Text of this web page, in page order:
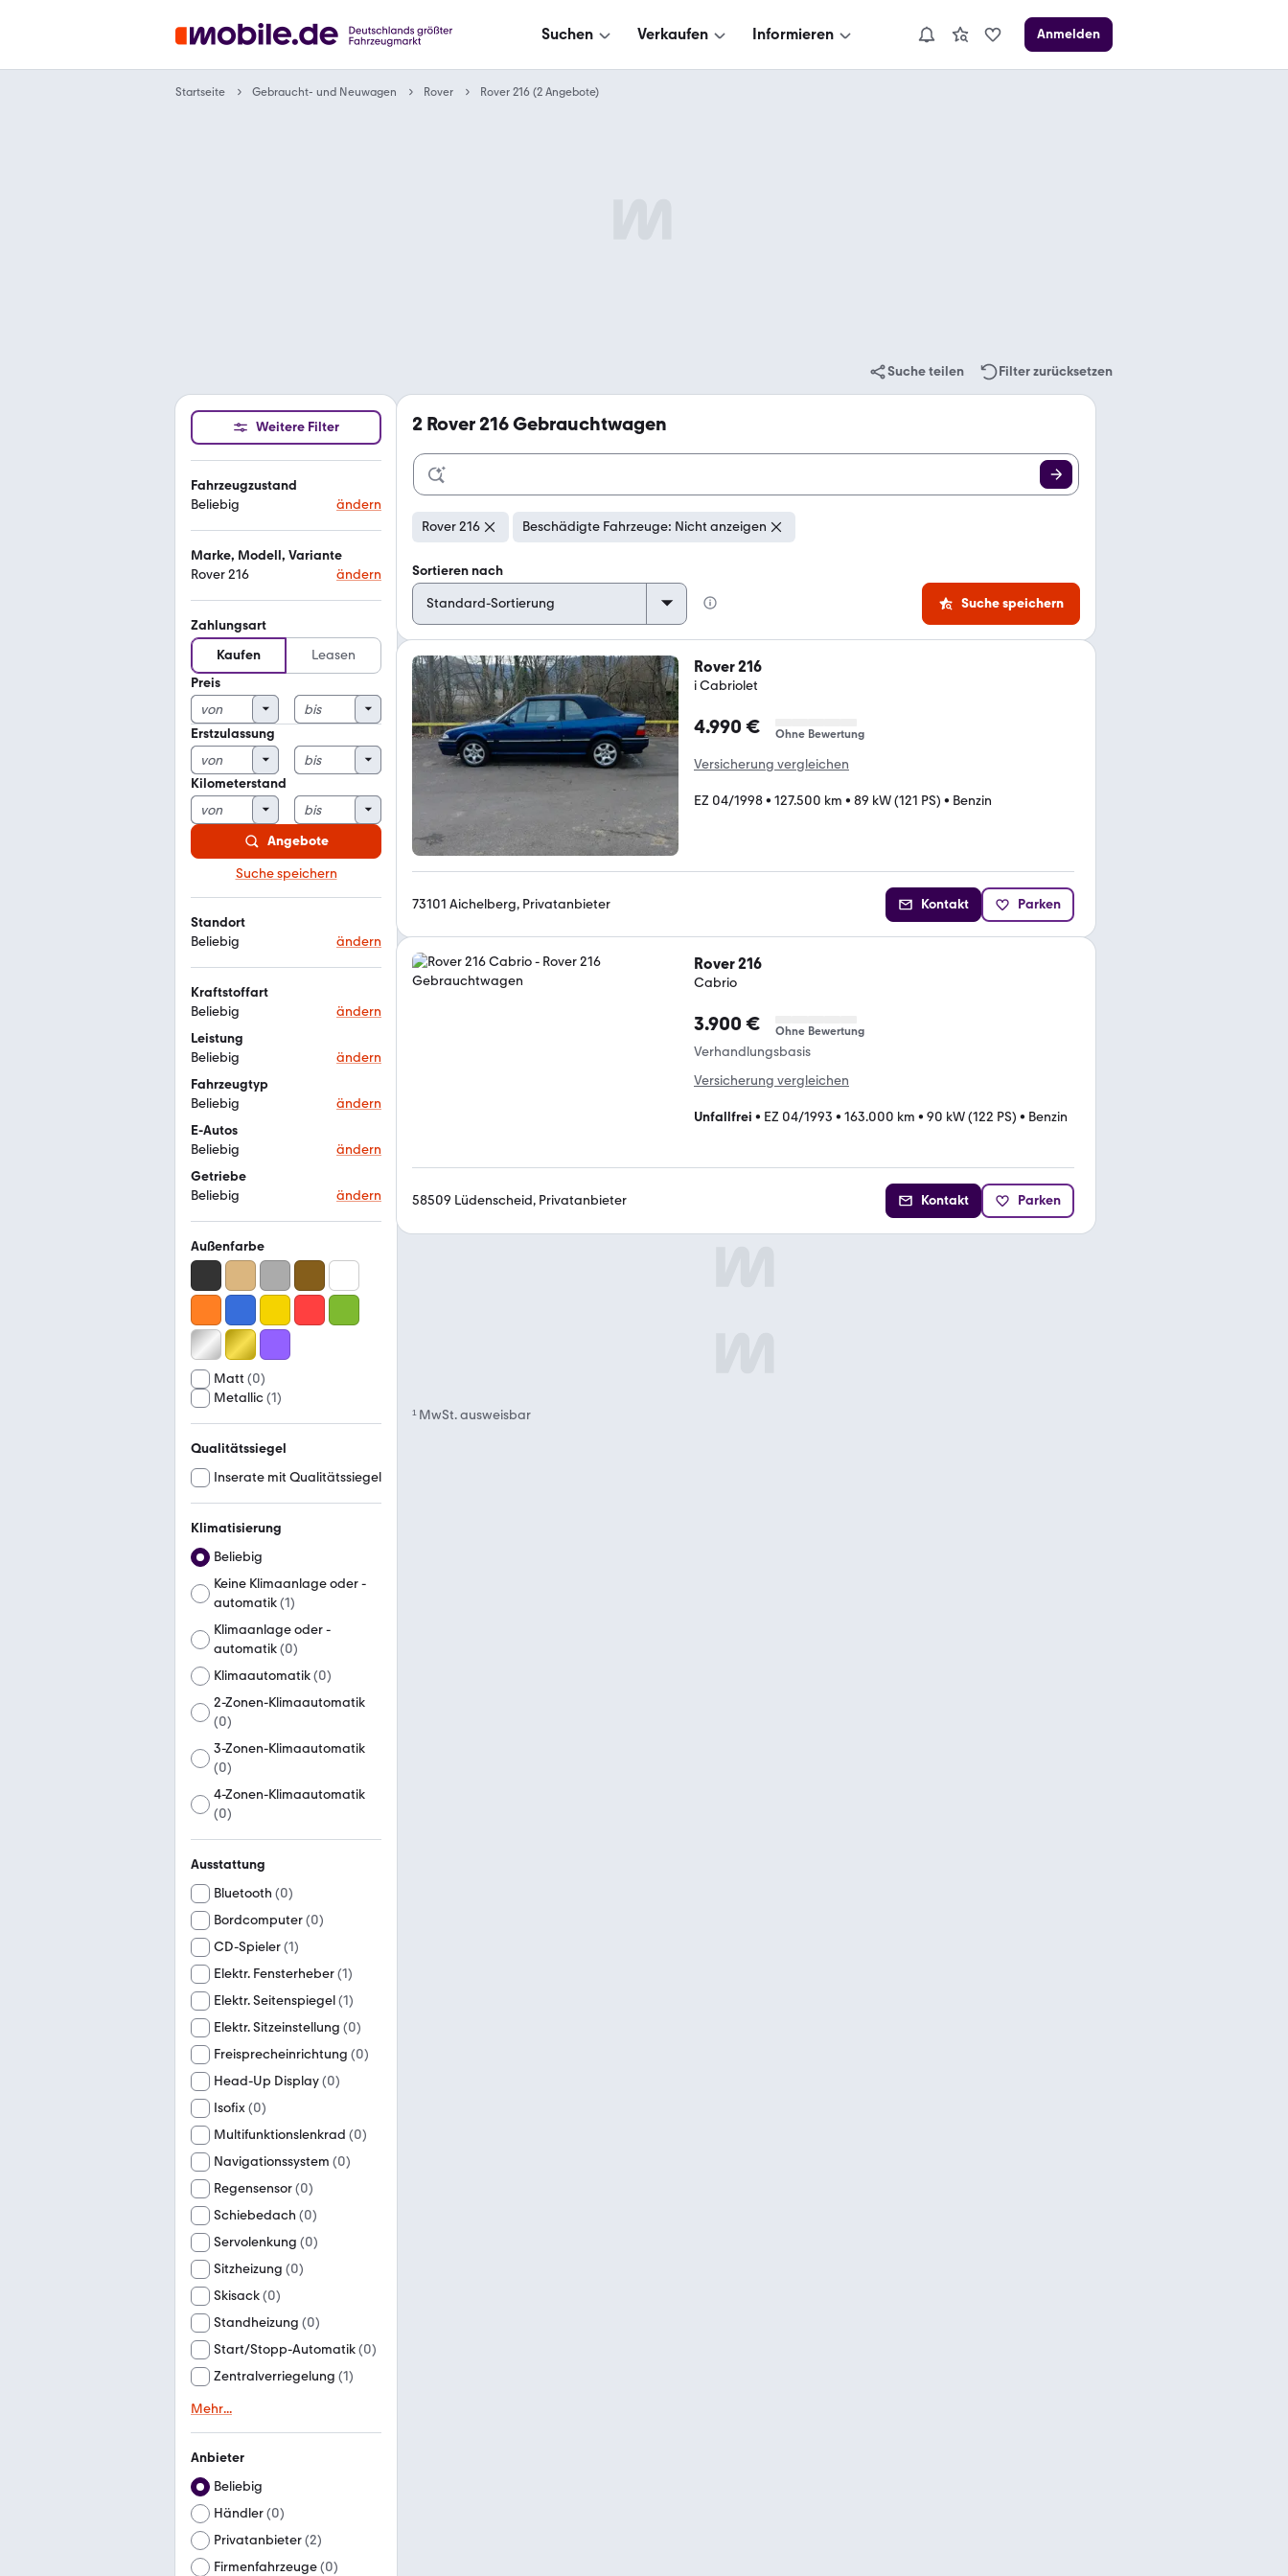
Suchen Verkaufen Informieren Anmelden
Startseite Gebraucht- und Neuwagen Rover Rover 216 (2 Angebote)
Suche teilen Filter zurücksetzen
Weitere Filter
Fahrzeugzustand
Beliebig
ändern
Marke, Modell, Variante
Rover 216
ändern
Zahlungsart
Kaufen
Leasen
Preis
Erstzulassung
Kilometerstand
Angebote
Suche speichern
Standort
Beliebig
ändern
Kraftstoffart
Beliebig
ändern
Leistung
Beliebig
ändern
Fahrzeugtyp
Beliebig
ändern
E-Autos
Beliebig
ändern
Getriebe
Beliebig
ändern
Außenfarbe
Matt (0)
Metallic(1)
Qualitätssiegel
Inserate mit Qualitätssiegel
Klimatisierung
Beliebig
Keine Klimaanlage oder -
automatik(1)
Klimaanlage oder -
automatik(0)
Klimaautomatik(0)
2-Zonen-Klimaautomatik
(0)
3-Zonen-Klimaautomatik
(0)
4-Zonen-Klimaautomatik
(0)
Ausstattung
Bluetooth (0)
Bordcomputer(0)
CD-Spieler(1)
Elektr. Fensterheber(1)
Elektr. Seitenspiegel(1)
Elektr. Sitzeinstellung (0)
Freisprecheinrichtung (0)
Head-Up Display(0)
Isofix(0)
Multifunktionslenkrad (0)
Navigationssystem (0)
Regensensor(0)
Schiebedach (0)
Servolenkung (0)
Sitzheizung (0)
Skisack(0)
Standheizung (0)
Start/Stopp-Automatik(0)
Zentralverriegelung (1)
Mehr...
Anbieter
Beliebig
Händler(0)
Privatanbieter(2)
Firmenfahrzeuge(0)
2 Rover 216 Gebrauchtwagen
Rover 216 Beschädigte Fahrzeuge: Nicht anzeigen
Sortieren nach
Suche speichern
Rover 216
i Cabriolet
4.990 € Ohne Bewertung
Versicherung vergleichen
EZ 04/1998• 127.500 km • 89 kW (121 PS) • Benzin
73101 Aichelberg, Privatanbieter Kontakt Parken
Rover 216
Cabrio
3.900 € Ohne Bewertung
Verhandlungsbasis
Versicherung vergleichen
Unfallfrei • EZ 04/1993 • 163.000 km • 90 kW (122 PS) • Benzin
58509 Lüdenscheid, Privatanbieter Kontakt Parken
¹MwSt. ausweisbar